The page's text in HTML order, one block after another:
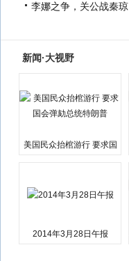
李娜之争，关公战秦琼
新闻·大视野
美国民众抬棺游行 要求国
2014年3月28日午报